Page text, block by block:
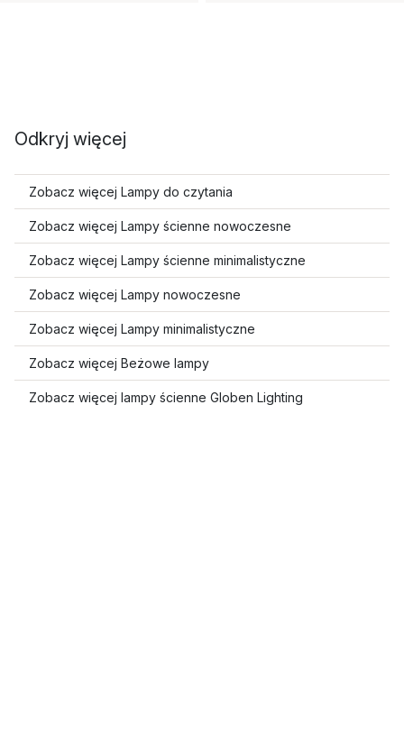
Odkryj więcej
Zobacz więcej Lampy do czytania
Zobacz więcej Lampy ścienne nowoczesne
Zobacz więcej Lampy ścienne minimalistyczne
Zobacz więcej Lampy nowoczesne
Zobacz więcej Lampy minimalistyczne
Zobacz więcej Beżowe lampy
Zobacz więcej lampy ścienne Globen Lighting